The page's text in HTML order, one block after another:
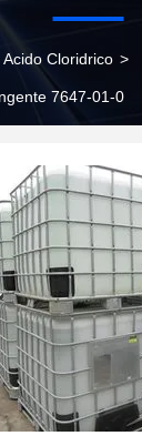
Acido Cloridrico >
7647-01-0